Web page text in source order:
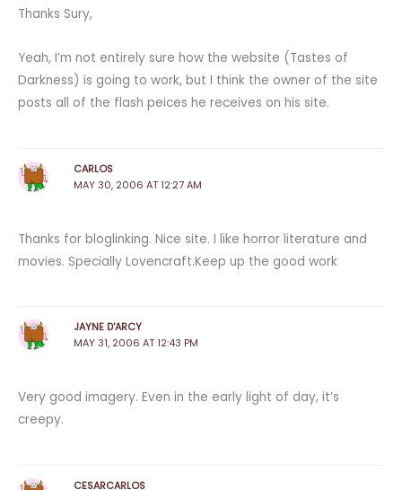
Thanks Sury,
Yeah, I’m not entirely sure how the website (Tastes of
Darkness) is going to work, but I think the owner of the site
posts all of the flash peices he receives on his site.
CARLOS
MAY 30, 2006 AT 12:27 AM
Thanks for bloglinking. Nice site. I like horror literature and
movies. Specially Lovencraft.Keep up the good work
JAYNE D'ARCY
MAY 31, 2006 AT 12:43 PM
Very good imagery. Even in the early light of day, it’s
creepy.
CESARCARLOS